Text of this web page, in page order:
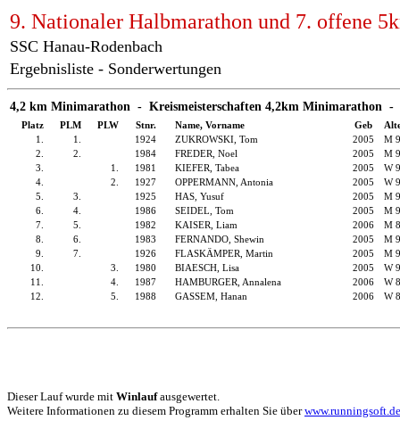
9. Nationaler Halbmarathon und 7. offene
SSC Hanau-Rodenbach
Ergebnisliste - Sonderwertungen
4,2 km Minimarathon - Kreismeisterschaften 4,2km Minimarathon -
Platz PLM PLW Stnr. Name, Vorname Geb
1.
1. 1924 ZUKROWSKI, Tom 2005
M 9
2.
2. 1984 FREDER, Noel 2005
M 9
3.
1. 1981 KIEFER, Tabea 2005
W 9
4.
2. 1927 OPPERMANN, Antonia 2005
W 9
5.
3. 1925 HAS, Yusuf 2005
M 9
6.
4. 1986 SEIDEL, Tom 2005
M 9
7.
5. 1982 KAISER, Liam 2006
M 8
8.
6. 1983 FERNANDO, Shewin 2005
M 9
9.
7. 1926 FLASKÄMPER, Martin 2005
M 9
10.
3. 1980 BIAESCH, Lisa 2005
W 9
11.
4. 1987 HAMBURGER, Annalena 2006
W 8
12.
5. 1988 GASSEM, Hanan 2006 W 8
Dieser Lauf wurde mit Winlaufausgewertet.
Weitere Informationen zu diesem Programm erhalten Sie überwww.runningsoft.de